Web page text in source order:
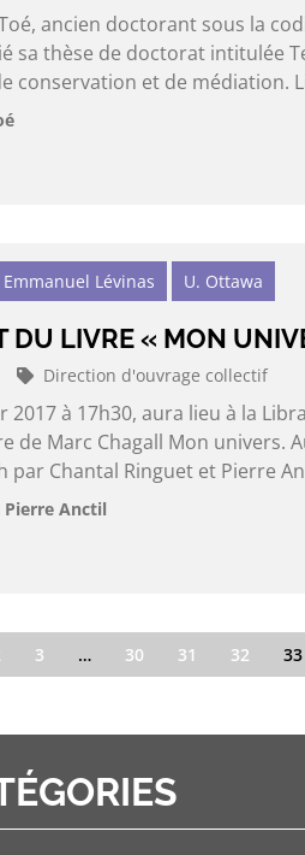
ancien doctorant sous la
sa thèse de doctorat intitulée
conservation et de médiation.
Lévinas U. Ottawa
DU LIVRE « MON
Direction d'ouvrage collectif
2017 à 17h30, aura lieu à la
de Marc Chagall Mon univers.
par Chantal Ringuet et Pierre
Pierre Anctil
3 … 30 31 32 33